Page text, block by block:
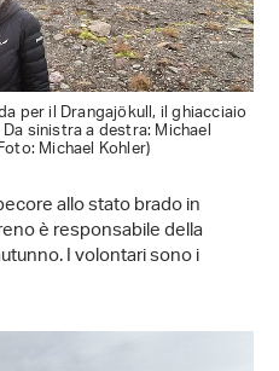
per il Drangajökull, il ghiacciaio
sinistra a destra: Michael
Michael Kohler)
allo stato brado in
è responsabile della
I volontari sono i